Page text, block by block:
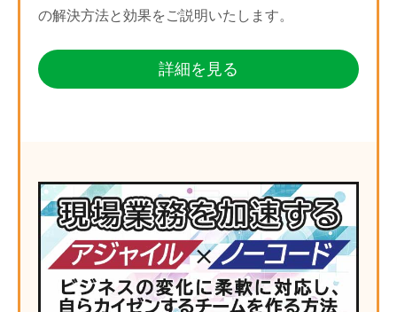
の解決方法と効果をご説明いたします。
詳細を見る